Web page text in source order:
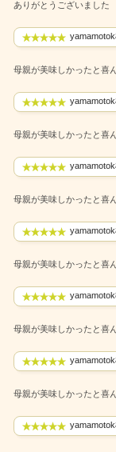
ありがとうございました
母親が美味しかったと喜
母親が美味しかったと喜
母親が美味しかったと喜
母親が美味しかったと喜
母親が美味しかったと喜
母親が美味しかったと喜